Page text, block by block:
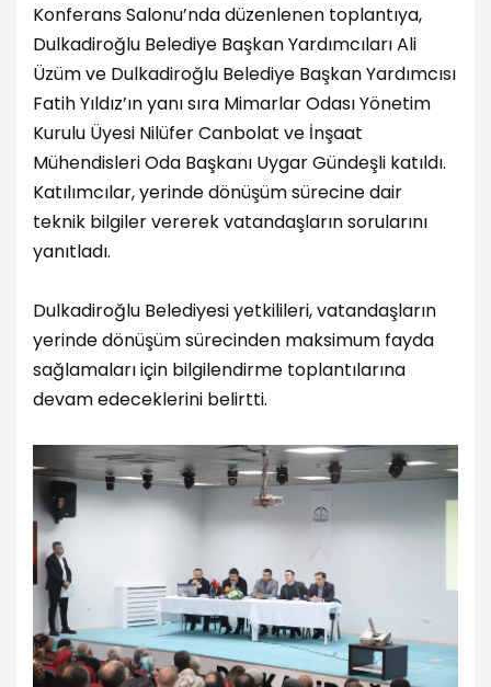
Konferans Salonu’nda düzenlenen toplantıya,
Dulkadiroğlu Belediye Başkan Yardımcıları Ali
Üzüm ve Dulkadiroğlu Belediye Başkan Yardımcısı
Fatih Yıldız’ın yanı sıra Mimarlar Odası Yönetim
Kurulu Üyesi Nilüfer Canbolat ve İnşaat
Mühendisleri Oda Başkanı Uygar Gündeşli katıldı.
Katılımcılar, yerinde dönüşüm sürecine dair
teknik bilgiler vererek vatandaşların sorularını
yanıtladı.
Dulkadiroğlu Belediyesi yetkilileri, vatandaşların
yerinde dönüşüm sürecinden maksimum fayda
sağlamaları için bilgilendirme toplantılarına
devam edeceklerini belirtti.